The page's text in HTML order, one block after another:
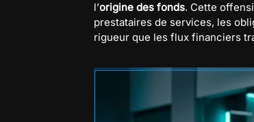
l’origine des fonds. Cette
prestataires de services, les
rigueur que les flux financiers